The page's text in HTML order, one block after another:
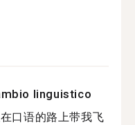
linguistico
口语的路上带我飞